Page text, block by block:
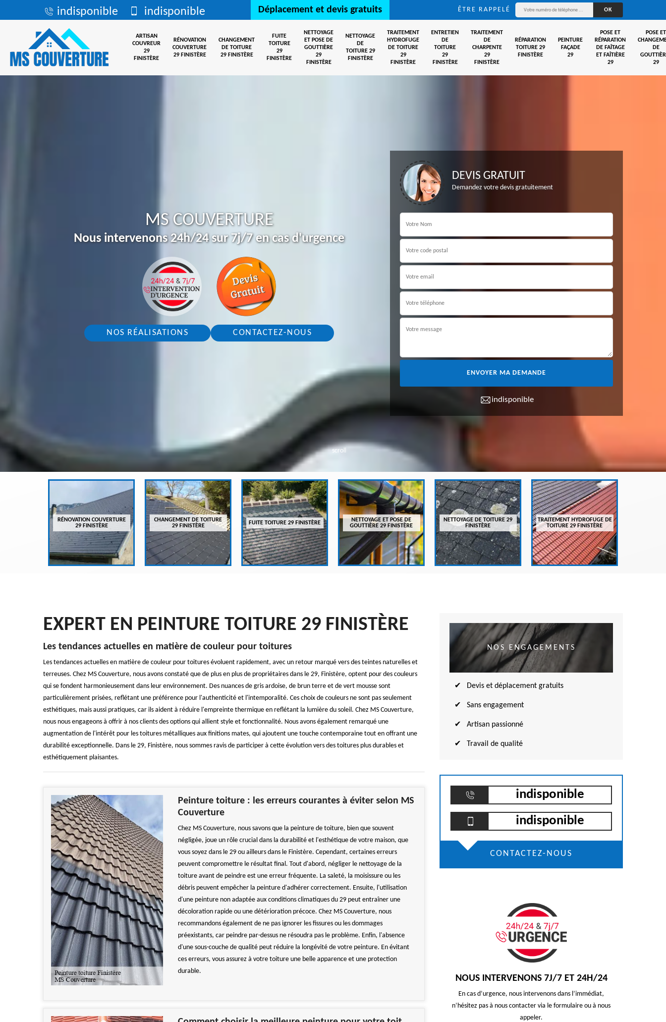
indisponible indisponible Déplacement et devis gratuits ÊTRE RAPPELÉ
ARTISAN
COUVREUR
29
FINISTÈRE
RÉNOVATION
COUVERTURE
29 FINISTÈRE
CHANGEMENT
DE TOITURE
29 FINISTÈRE
FUITE
TOITURE
29
FINISTÈRE
NETTOYAGE
ET POSE DE
GOUTTIÈRE
29
FINISTÈRE
NETTOYAGE
DE
TOITURE 29
FINISTÈRE
TRAITEMENT
HYDROFUGE
DE TOITURE
29
FINISTÈRE
ENTRETIEN
DE
TOITURE
29
FINISTÈRE
TRAITEMENT
DE
CHARPENTE
29
FINISTÈRE
RÉPARATION
TOITURE 29
FINISTÈRE
PEINTURE
FAÇADE
29
POSE ET
RÉPARATION
DE FAÎTAGE
ET FAÎTIÈRE
29
POSE ET
DE
29
scroll
MS COUVERTURE
Nous intervenons 24h/24 sur 7j/7 en cas d'urgence
NOS RÉALISATIONS CONTACTEZ-NOUS
DEVIS GRATUIT
Demandez votre devis gratuitement
indisponible
RÉNOVATION COUVERTURE
29 FINISTÈRE
CHANGEMENT DE TOITURE
29 FINISTÈRE
FUITE TOITURE 29 FINISTÈRE
NETTOYAGE ET POSE DE
GOUTTIÈRE 29 FINISTÈRE
NETTOYAGE DE TOITURE 29
FINISTÈRE
TRAITEMENT HYDROFUGE DE
TOITURE 29 FINISTÈRE
EXPERT EN PEINTURE TOITURE 29 FINISTÈRE
Les tendances actuelles en matière de couleur pour toitures
Les tendances actuelles en matière de couleur pour toitures évoluent rapidement, avec un retour marqué vers des teintes naturelles et
terreuses. Chez MS Couverture, nous avons constaté que de plus en plus de propriétaires dans le 29, Finistère, optent pour des couleurs
qui se fondent harmonieusement dans leur environnement. Des nuances de gris ardoise, de brun terre et de vert mousse sont
particulièrement prisées, reflétant une préférence pour l'authenticité et l'intemporalité. Ces choix de couleurs ne sont pas seulement
esthétiques, mais aussi pratiques, car ils aident à réduire l'empreinte thermique en reflétant la lumière du soleil. Chez MS Couverture,
nous nous engageons à offrir à nos clients des options qui allient style et fonctionnalité. Nous avons également remarqué une
augmentation de l'intérêt pour les toitures métalliques aux finitions mates, qui ajoutent une touche contemporaine tout en offrant une
durabilité exceptionnelle. Dans le 29, Finistère, nous sommes ravis de participer à cette évolution vers des toitures plus durables et
esthétiquement plaisantes.
Peinture toiture : les erreurs courantes à éviter selon MS
Couverture
Chez MS Couverture, nous savons que la peinture de toiture, bien que souvent
négligée, joue un rôle crucial dans la durabilité et l'esthétique de votre maison, que
vous soyez dans le 29 ou ailleurs dans le Finistère. Cependant, certaines erreurs
peuvent compromettre le résultat final. Tout d'abord, négliger le nettoyage de la
toiture avant de peindre est une erreur fréquente. La saleté, la moisissure ou les
débris peuvent empêcher la peinture d'adhérer correctement. Ensuite, l'utilisation
d'une peinture non adaptée aux conditions climatiques du 29 peut entraîner une
décoloration rapide ou une détérioration précoce. Chez MS Couverture, nous
recommandons également de ne pas ignorer les fissures ou les dommages
préexistants, car peindre par-dessus ne résoudra pas le problème. Enfin, l'absence
d'une sous-couche de qualité peut réduire la longévité de votre peinture. En évitant
ces erreurs, vous assurez à votre toiture une belle apparence et une protection
durable.
NOS ENGAGEMENTS
Devis et déplacement gratuits
Sans engagement
Artisan passionné
Travail de qualité
indisponible
indisponible
CONTACTEZ-NOUS
NOUS INTERVENONS 7J/7 ET 24H/24
En cas d’urgence, nous intervenons dans l’immédiat,
n’hésitez pas à nous contacter via le formulaire ou à nous
appeler.